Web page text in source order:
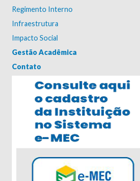
Regimento Interno
Infraestrutura
Impacto Social
Gestão Acadêmica
Contato